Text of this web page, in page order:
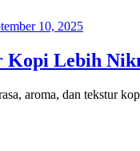
10, 2025
Lebih
aroma, dan tekstur